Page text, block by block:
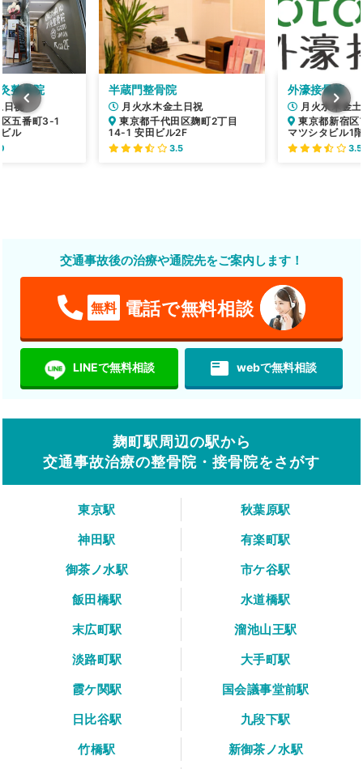
半蔵門整骨院
月火水木金土日祝
東京都千代田区麹町2丁目
14-1 安田ビル2F
3.5
外濠接骨院
月火水木金
東京都新宿
マツシタビル1
3.5
整骨院
祝
区五番町3-1
ル
交通事故後の治療や通院先をご案内します！
無料 電話で無料相談
LINEで無料相談 featured_play_list webで無料相談
麹町駅周辺の駅から
交通事故治療の整骨院・接骨院をさがす
東京駅
秋葉原駅
神田駅
有楽町駅
御茶ノ水駅
市ケ谷駅
飯田橋駅
水道橋駅
末広町駅
溜池山王駅
淡路町駅
大手町駅
霞ケ関駅
国会議事堂前駅
日比谷駅
九段下駅
竹橋駅
新御茶ノ水駅